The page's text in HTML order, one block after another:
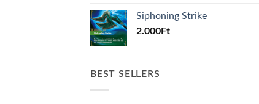
Siphoning Strike
2.000Ft
BEST SELLERS